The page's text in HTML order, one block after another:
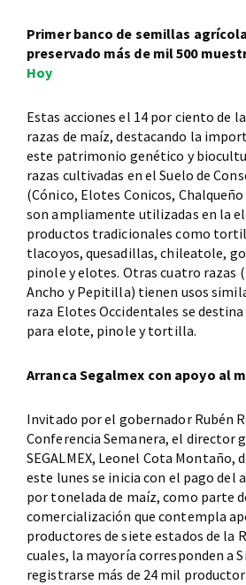
Primer banco de semillas
preservado más de mil 500
Hoy
Estas acciones el 14 por ciento de
razas de maíz, destacando la
este patrimonio genético y
razas cultivadas en el Suelo de
(Cónico, Elotes Conicos,
son ampliamente utilizadas en la
productos tradicionales como
tlacoyos, quesadillas, chileatole,
pinole y elotes. Otras cuatro razas
Ancho y Pepitilla) tienen usos
raza Elotes Occidentales se
para elote, pinole y tortilla.
Arranca Segalmex con apoyo al
Invitado por el gobernador Rubén
Conferencia Semanera, el director
SEGALMEX, Leonel Cota Montaño,
este lunes se inicia con el pago del
por tonelada de maíz, como parte
comercialización que contempla
productores de siete estados de la
cuales, la mayoría corresponden a
registrarse más de 24 mil